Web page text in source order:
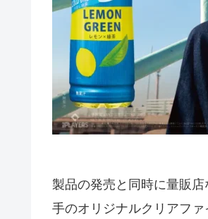
製品の発売と同時に量販
手のオリジナルクリアフ